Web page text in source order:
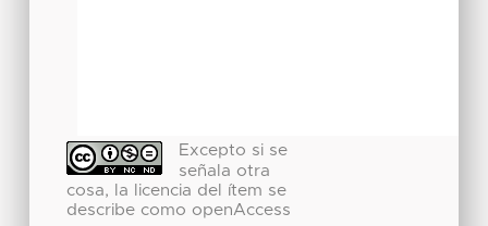
Excepto si se
señala otra
cosa, la licencia del ítem se
describe como openAccess